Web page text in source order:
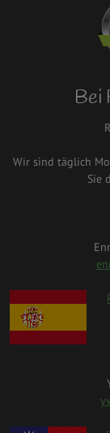
Bei
Wir sind täglich
Sie
spanien.png